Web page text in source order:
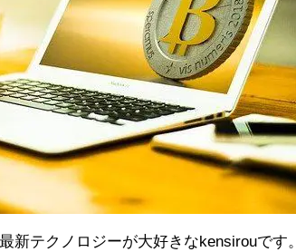
新テクノロジーが大好きなkensirouです。